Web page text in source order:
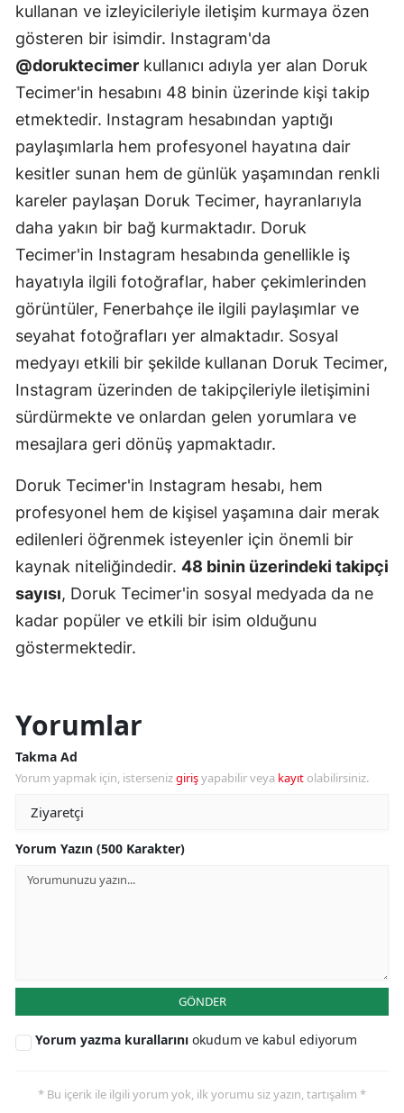
kullanan ve izleyicileriyle iletişim kurmaya özen
gösteren bir isimdir. Instagram'da
@doruktecimer kullanıcı adıyla yer alan Doruk
Tecimer'in hesabını 48 binin üzerinde kişi takip
etmektedir. Instagram hesabından yaptığı
paylaşımlarla hem profesyonel hayatına dair
kesitler sunan hem de günlük yaşamından renkli
kareler paylaşan Doruk Tecimer, hayranlarıyla
daha yakın bir bağ kurmaktadır. Doruk
Tecimer'in Instagram hesabında genellikle iş
hayatıyla ilgili fotoğraflar, haber çekimlerinden
görüntüler, Fenerbahçe ile ilgili paylaşımlar ve
seyahat fotoğrafları yer almaktadır. Sosyal
medyayı etkili bir şekilde kullanan Doruk Tecimer,
Instagram üzerinden de takipçileriyle iletişimini
sürdürmekte ve onlardan gelen yorumlara ve
mesajlara geri dönüş yapmaktadır.
Doruk Tecimer'in Instagram hesabı, hem
profesyonel hem de kişisel yaşamına dair merak
edilenleri öğrenmek isteyenler için önemli bir
kaynak niteliğindedir. 48 binin üzerindeki takipçi
sayısı, Doruk Tecimer'in sosyal medyada da ne
kadar popüler ve etkili bir isim olduğunu
göstermektedir.
Yorumlar
Takma Ad
Yorum yapmak için, istersenizgirişyapabilir veya kayıt olabilirsiniz.
Yorum Yazın (500 Karakter)
GÖNDER
Yorum yazma kurallarını okudum ve kabul ediyorum
* Bu içerik ile ilgili yorum yok, ilk yorumu siz yazın, tartışalım *